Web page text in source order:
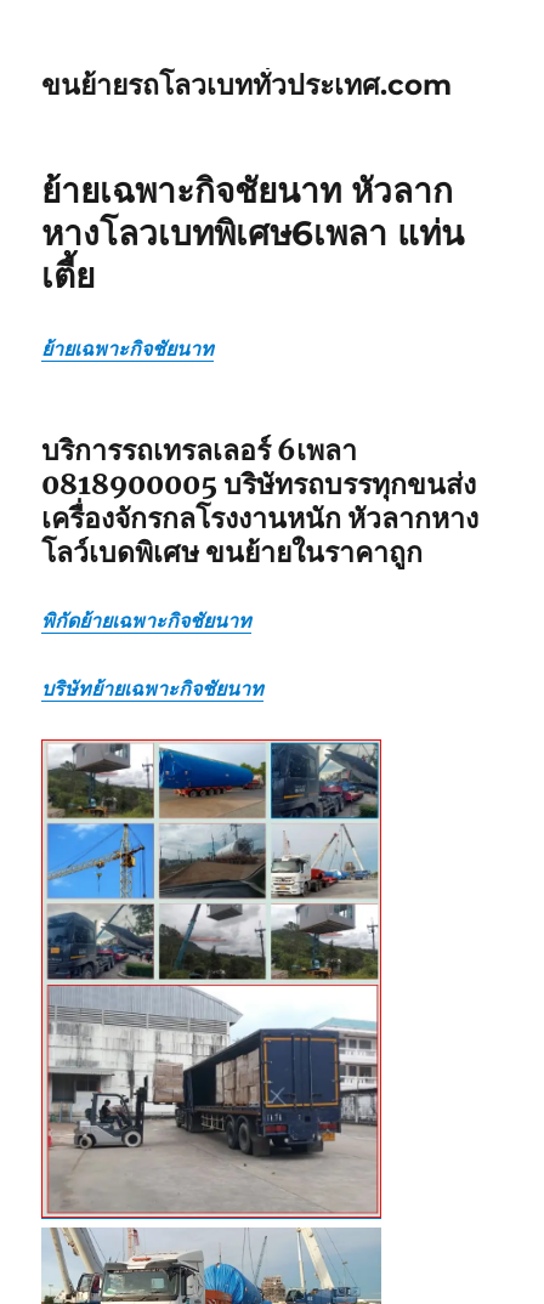
ขนย้ายรถโลวเบททั่วประเทศ.com
ย้ายเฉพาะกิจชัยนาท หัวลาก
หางโลวเบทพิเศษ6เพลา แท่น
เตี้ย
ย้ายเฉพาะกิจชัยนาท
บริการรถเทรลเลอร์ 6เพลา
0818900005 บริษัทรถบรรทุกขนส่ง
เครื่องจักรกลโรงงานหนัก หัวลากหาง
โลว์เบดพิเศษ ขนย้ายในราคาถูก
พิกัดย้ายเฉพาะกิจชัยนาท
บริษัทย้ายเฉพาะกิจชัยนาท